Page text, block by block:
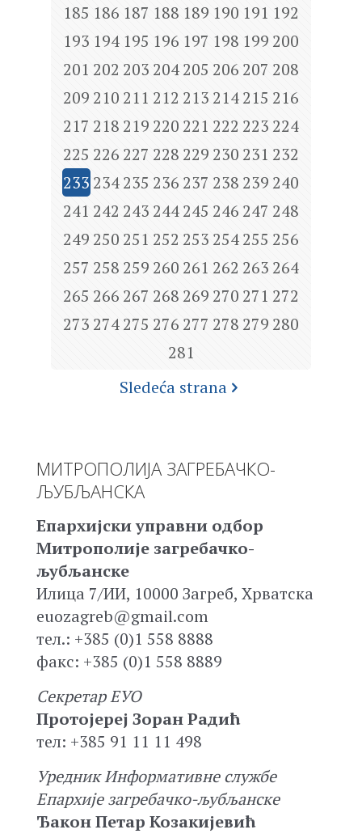
185 186 187 188 189 190 191 192
193 194 195 196 197 198 199 200
201 202 203 204205 206 207 208
209 210 211 212 213 214215 216
217 218 219 220 221 222 223 224
225 226 227 228 229 230 231 232
233 234235 236 237 238 239 240
241 242 243 244245 246 247 248
249 250 251 252 253 254255 256
257 258 259 260 261 262 263 264
265 266 267 268 269 270 271 272
273 274275 276 277 278 279 280
281
Sledeća strana
МИТРОПОЛИЈА ЗАГРЕБАЧКО-
ЉУБЉАНСКА
Епархијски управни одбор
Митрополије загребачко-
љубљанске
Илица 7/ИИ, 10000 Загреб, Хрватска
euozagreb@gmail.com
тел.: +385 (0)1 558 8888
факс: +385 (0)1 558 8889
Секретар ЕУО
Протојереј Зоран Радић
тел: +385 91 11 11 498
Уредник Информативне службе
Епархије загребачко-љубљанске
Ђакон Петар Козакијевић